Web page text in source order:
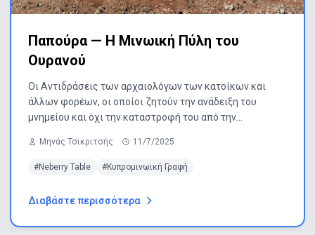
Παπούρα — Η Μινωική Πύλη του
Ουρανού
Οι Αντιδράσεις των αρχαιολόγων των κατοίκων και
άλλων φορέων, οι οποίοι ζητούν την ανάδειξη του
μνημείου και όχι την καταστροφή του από την
Μηνάς Τσικριτσής 11/7/2025
#Νeberry Table #Κυπρομινωική Γραφή
Διαβάστε περισσότερα